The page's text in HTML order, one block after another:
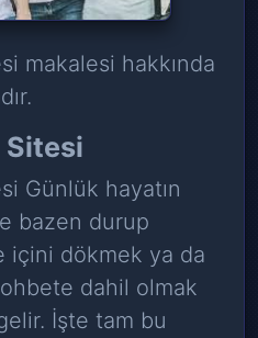
makalesi hakkında
Sitesi
Günlük hayatın
bazen durup
içini dökmek ya da
dahil olmak
İşte tam bu